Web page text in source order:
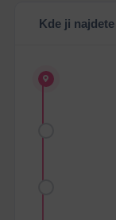
Kde ji najdete